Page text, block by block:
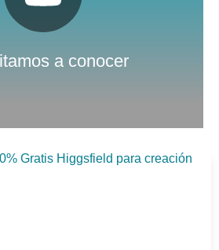
a conocer
Pulsa aquí